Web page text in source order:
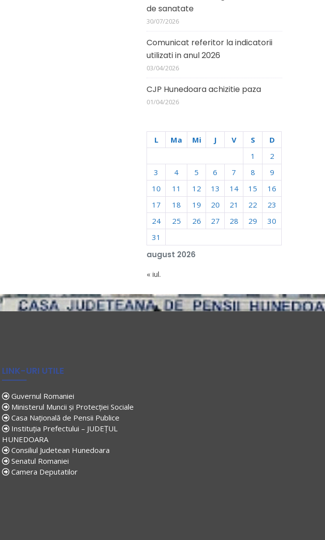
de sanatate
30/07/2026
Comunicat referitor la indicatorii
utilizati in anul 2026
03/04/2026
CJP Hunedoara achizitie paza
01/04/2026
august 2026
L Ma Mi J V S
D
1
2
3
4 5 6 7 8
9
10
11 12 13 14 15
16
17
18 19 20 21 22
23
24
25 26 27 28 29
30
31
« iul.
LINK-URI UTILE
Guvernul Romaniei
Ministerul Muncii și Protecției Sociale
Casa Națională de Pensii Publice
Instituția Prefectului – JUDEȚUL
HUNEDOARA
Consiliul Judetean Hunedoara
Senatul Romaniei
Camera Deputatilor